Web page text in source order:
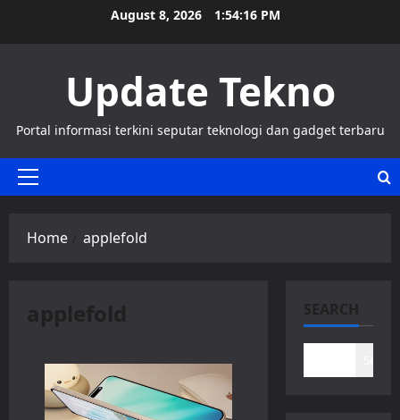
August 8, 2026 1:54:16 PM
Update Tekno
Portal informasi terkini seputar teknologi dan gadget terbaru
Primary
Home applefold
applefold SEARCH